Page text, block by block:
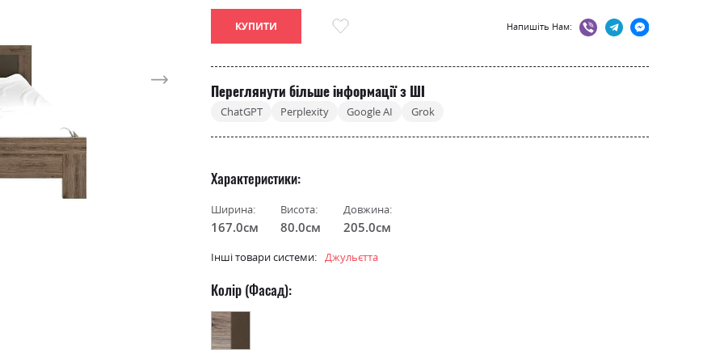
КУПИТИ Напишіть Нам:
Переглянути більше інформації з ШІ
ChatGPT Perplexity Google AI Grok
Характеристики
Ширина:
167.0см
Висота:
80.0см
Довжина:
205.0см
Інші товари системи: Джульєтта
Колір (Фасад):